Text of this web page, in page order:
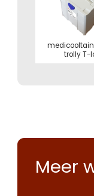
trolly T-
Meer